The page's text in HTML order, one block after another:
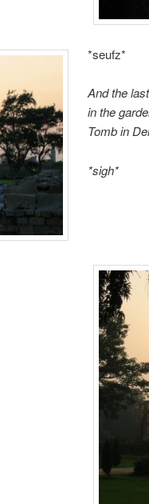
*seufz*
And the
in the
Tomb in
*sigh*